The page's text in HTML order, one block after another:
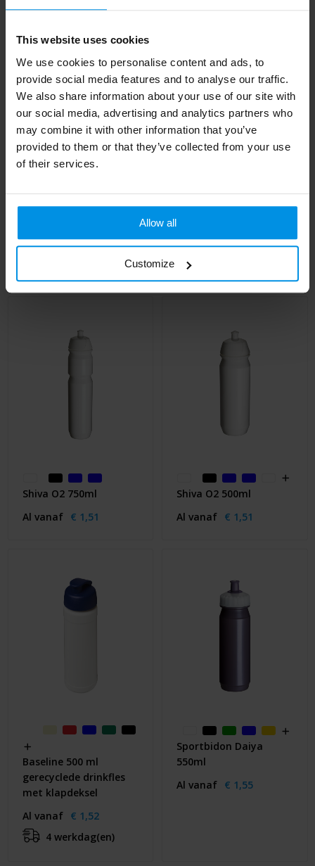
This website uses cookies
We use cookies to personalise content and ads, to
provide social media features and to analyse our traffic.
We also share information about your use of our site with
our social media, advertising and analytics partners who
may combine it with other information that you’ve
provided to them or that they’ve collected from your use
of their services.
Allow all
Customize
Al vanaf € 1,49
Shiva O2 750ml
Al vanaf € 1,51
Shiva O2 500ml
Al vanaf € 1,51
Baseline 500 ml
gerecyclede drinkfles
met klapdeksel
Al vanaf € 1,52
4 werkdag(en)
Sportbidon Daiya
550ml
Al vanaf € 1,55